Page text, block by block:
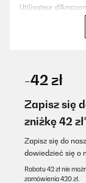
Utilisateur d'Amazon
Amazon-Benutzer
-42 zł
Zapisz się
zniżkę 42
Zapisz się do
dowiedzieć się o
Rabatu 42 zł nie
zamówienia 420 zł.